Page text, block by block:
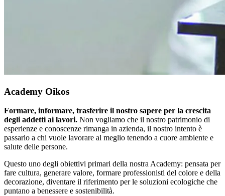
Academy Oikos
Formare, informare, trasferire il nostro sapere per la crescita
degli addetti ai lavori. Non vogliamo che il nostro patrimonio di
esperienze e conoscenze rimanga in azienda, il nostro intento è
passarlo a chi vuole lavorare al meglio tenendo a cuore ambiente e
salute delle persone.
Questo uno degli obiettivi primari della nostra Academy: pensata per
fare cultura, generare valore, formare professionisti del colore e della
decorazione, diventare il riferimento per le soluzioni ecologiche che
puntano a benessere e sostenibilità.